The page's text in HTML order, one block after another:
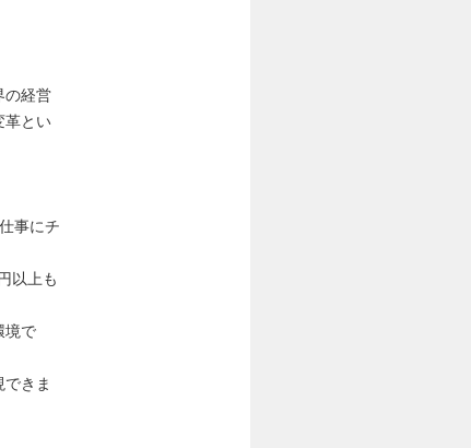
の経営
⾰とい
事にチ
以上も
境で
きま